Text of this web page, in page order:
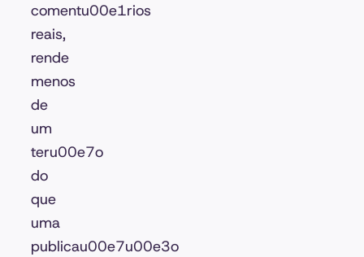
comentu00e1rios
reais,
rende
menos
de
um
teru00e7o
do
que
uma
publicau00e7u00e3o